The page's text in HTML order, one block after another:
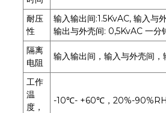
耐压
性
输入输出间:1.5KvAC, 输入与
输出与外壳间: 0,5KvAC 一分
隔离
电阻
输入输出间，输入与外壳间
工作
温
度，
-10℃- +60℃，20%-90%RH